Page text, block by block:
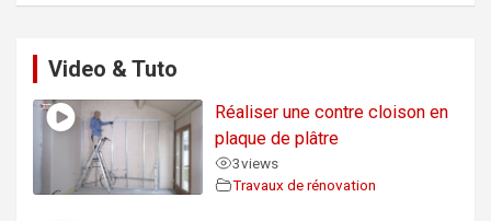
Video & Tuto
Réaliser une contre cloison en
plaque de plâtre
3views
Travaux de rénovation